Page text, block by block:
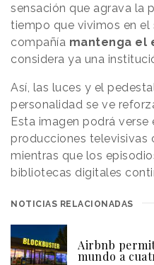
sensación que agrava la
tiempo que vivimos en el
compañía mantenga el
considera ya una
Así, las luces y el
personalidad se ve
Esta imagen podrá
producciones televisivas
mientras que los
bibliotecas digitales
NOTICIAS RELACIONADAS
Airbnb
mundo a